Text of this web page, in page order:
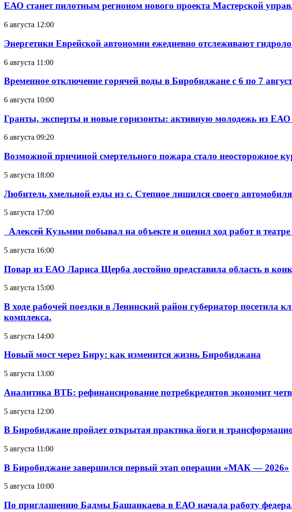
ЕАО станет пилотным регионом нового проекта Мастерской
6 августа 12:00
Энергетики Еврейской автономии ежедневно отслеживают
6 августа 11:00
Временное отключение горячей воды в Биробиджане с 6 по 7
6 августа 10:00
Гранты, эксперты и новые горизонты: активную молодежь из
6 августа 09:20
Возможной причиной смертельного пожара стало неосторожное
5 августа 18:00
Любитель хмельной езды из с. Степное лишился своего автомобиля
5 августа 17:00
Алексей Кузьмин побывал на объекте и оценил ход работ в
5 августа 16:00
Повар из ЕАО Лариса Щерба достойно представила область в
5 августа 15:00
В ходе рабочей поездки в Ленинский район губернатор
комплекса.
5 августа 14:00
Новый мост через Биру: как изменится жизнь Биробиджана
5 августа 13:00
Аналитика ВТБ: рефинансирование потребкредитов экономит
5 августа 12:00
В Биробиджане пройдет открытая практика йоги и
5 августа 11:00
В Биробиджане завершился первый этап операции «МАК — 2026»
5 августа 10:00
По приглашению Бадмы Башанкаева в ЕАО начала работу